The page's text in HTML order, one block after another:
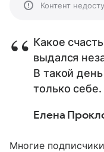
Контент
Какое
выдался
В такой
только себе.
Елена
Многие